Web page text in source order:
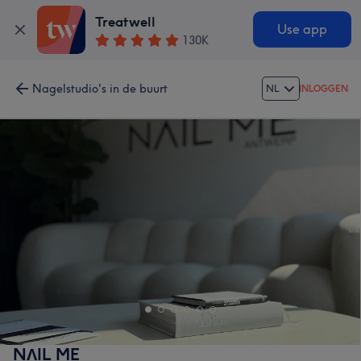
Treatwell
130K
Use app
Nagelstudio's in de buurt NL INLOGGEN
NΛIL ME